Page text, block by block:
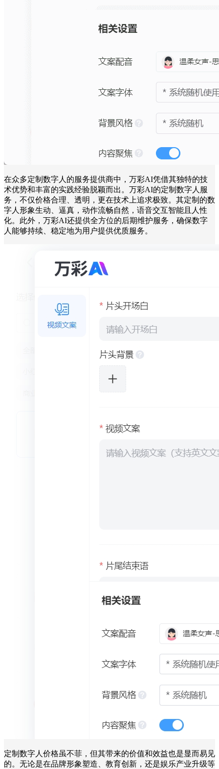
在众多定制数字人的服务提供商中，万彩AI凭借其独特的技
术优势和丰富的实践经验脱颖而出。万彩AI的定制数字人服
务，不仅价格合理、透明，更在技术上追求极致。其定制的数
字人形象生动、逼真，动作流畅自然，语音交互智能且人性
化。此外，万彩AI还提供全方位的后期维护服务，确保数字
人能够持续、稳定地为用户提供优质服务。
定制数字人价格虽不菲，但其带来的价值和效益也是显而易见
的。无论是在品牌形象塑造、教育创新，还是娱乐产业升级等